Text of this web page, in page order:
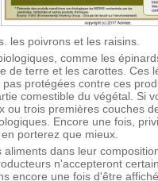
les poivrons et les raisins.
comme les
de terre et les carottes. Ces
protégées contre ces
comestible du végétal. Si
ou trois premières couches
Encore une fois,
porterez que mieux.
dans leur
n'accepteront
encore une fois d'être